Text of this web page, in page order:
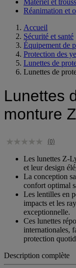
Réanimation et
Accueil
Sécurité et santé
Équipement de
Protection des
Lunettes de
Lunettes de
Lunettes
monture
(0)
Les lunettes Z-
et leur design
La conception
confort optimal
Les lentilles en
impacts et les
exceptionnelle.
Ces lunettes
internationales,
protection
Description complète